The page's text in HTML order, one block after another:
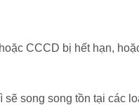
CCCD bị hết hạn,
song song tồn tại các